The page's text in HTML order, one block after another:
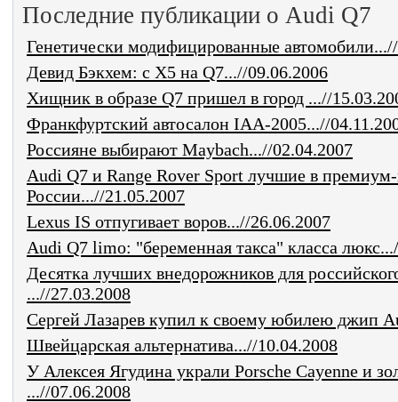
Последние публикации о Audi Q7
Генетически модифицированные
Девид Бэкхем: с X5 на Q7...//09.06.2006
Хищник в образе Q7 пришел в город ...//
Франкфуртский автосалон IAA-2005...//
Россияне выбирают Maybach...//02.04.2007
Audi Q7 и Range Rover Sport лучшие в премиум-
России...//21.05.2007
Lexus IS отпугивает воров...//26.06.2007
Audi Q7 limo: "беременная такса" класса
Десятка лучших внедорожников для
...//27.03.2008
Сергей Лазарев купил к своему юбилею джип
Швейцарская альтернатива...//10.04.2008
У Алексея Ягудина украли Porsche Cayenne и
...//07.06.2008